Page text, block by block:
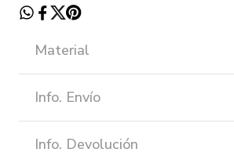
Material
Info. Envío
Info. Devolución